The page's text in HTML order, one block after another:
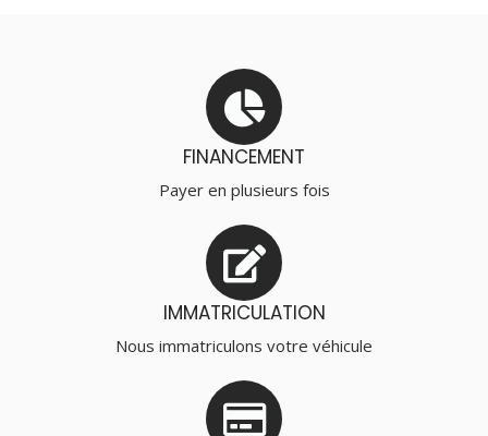
FINANCEMENT
Payer en plusieurs fois
IMMATRICULATION
Nous immatriculons votre véhicule